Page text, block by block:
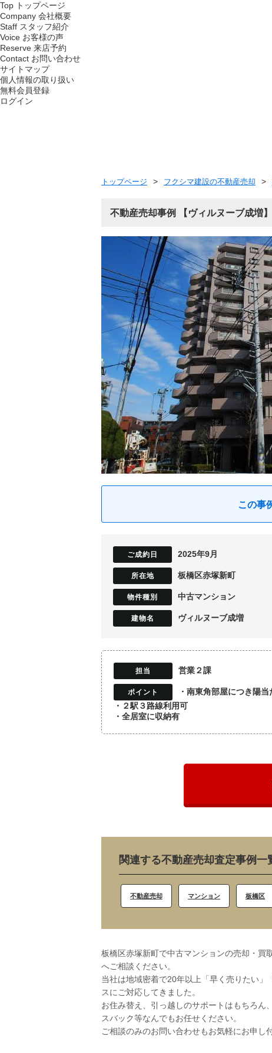
Top トップページ
Company 会社概要
Staff スタッフ紹介
Voice お客様の声
Reserve 来店予約
Contact お問い合わせ
サイトマップ
個人情報の取り扱い
無料会員登録
ログイン
トップページ フクシマ建設の不動産売却
不動産売却事例 ヴィルヌーブ成増
2025年9月
板橋区赤塚新町
中古マンション
ヴィルヌーブ成増
営業２課
・南東角部屋につき陽
・２駅３路線利用可
・全居室に収納有
関連する不動産売却査定事例一
不動産売却 マンション 板橋区
板橋区赤塚新町で中古マンションの売却・買
へご相談ください。
当社は地域密着で20年以上「早く売りたい
スにご対応してきました。
お住み替え、引っ越しのサポートはもちろん
スバック等なんでもお任せください。
ご相談のみのお問い合わせもお気軽にお申し